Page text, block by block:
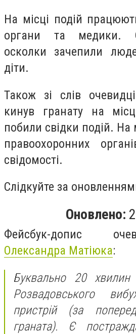
На місці подій
органи та медики.
осколки зачепили
діти.
Також зі слів
кинув гранату на
побили свідки подій. На
правоохоронних
свідомості.
Слідкуйте за
Оновлено:
Фейсбук-допис
Олександра Матіюка:
Буквально 20
Розвадовського
пристрій (за
граната). Є